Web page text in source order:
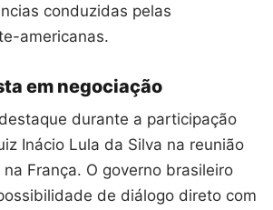
conduzidas pelas
americanas.
em negociação
durante a participação
Inácio Lula da Silva na reunião
França. O governo brasileiro
de diálogo direto com